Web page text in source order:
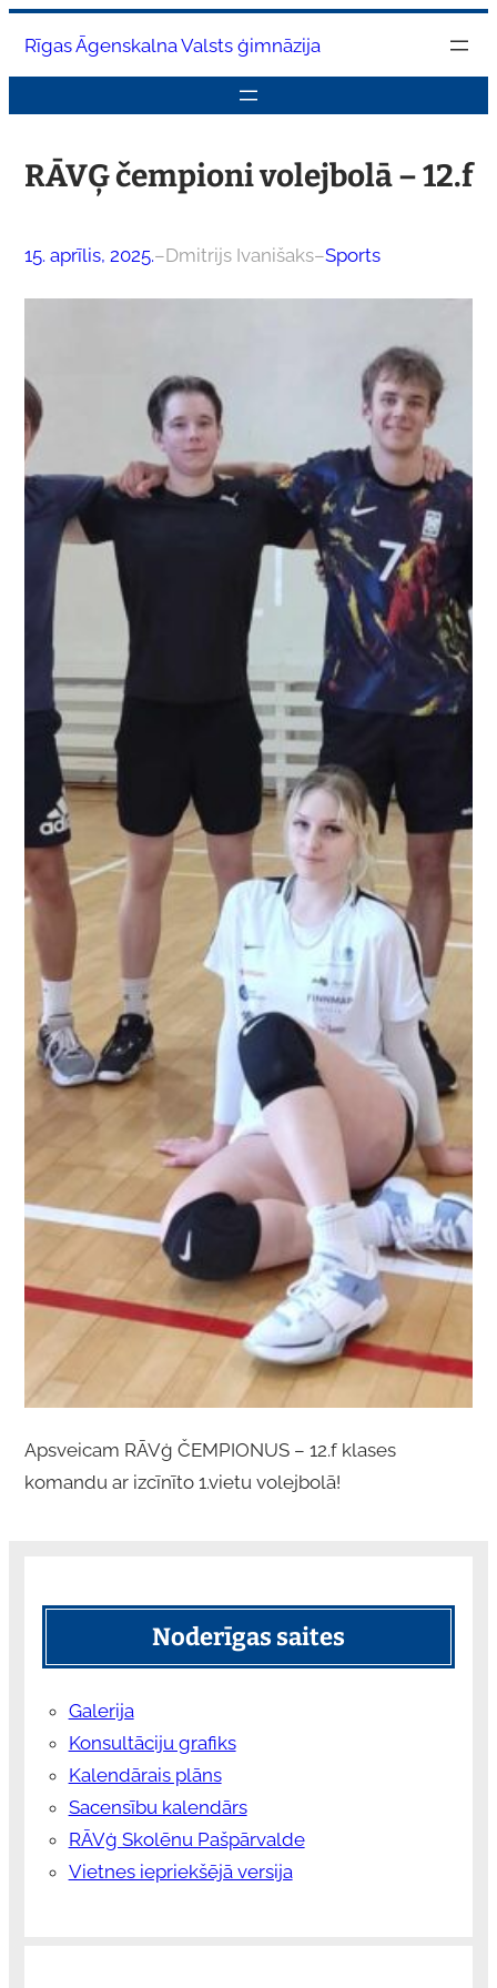
uzRīgas Āgenskalna Valsts ģimnāzija
RĀVĢ čempioni volejbolā – 12.f
15. aprīlis, 2025.–Dmitrijs Ivanišaks–Sports
Apsveicam RĀVģ ČEMPIONUS – 12.f klases
komandu ar izcīnīto 1.vietu volejbolā!
Noderīgas saites
Galerija
Konsultāciju grafiks
Kalendārais plāns
Sacensību kalendārs
RĀVģ Skolēnu Pašpārvalde
Vietnes iepriekšējā versija